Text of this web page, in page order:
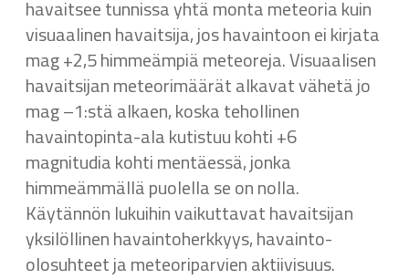
havaitsee tunnissa yhtä monta meteoria kuin
visuaalinen havaitsija, jos havaintoon ei kirjata
mag +2,5 himmeämpiä meteoreja. Visuaalisen
havaitsijan meteorimäärät alkavat vähetä jo
mag –1:stä alkaen, koska tehollinen
havaintopinta-ala kutistuu kohti +6
magnitudia kohti mentäessä, jonka
himmeämmällä puolella se on nolla.
Käytännön lukuihin vaikuttavat havaitsijan
yksilöllinen havaintoherkkyys, havainto-
olosuhteet ja meteoriparvien aktiivisuus.